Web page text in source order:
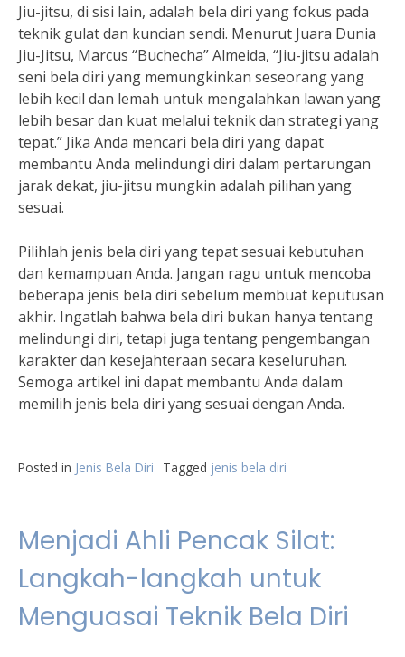
Jiu-jitsu, di sisi lain, adalah bela diri yang fokus pada
teknik gulat dan kuncian sendi. Menurut Juara Dunia
Jiu-Jitsu, Marcus “Buchecha” Almeida, “Jiu-jitsu adalah
seni bela diri yang memungkinkan seseorang yang
lebih kecil dan lemah untuk mengalahkan lawan yang
lebih besar dan kuat melalui teknik dan strategi yang
tepat.” Jika Anda mencari bela diri yang dapat
membantu Anda melindungi diri dalam pertarungan
jarak dekat, jiu-jitsu mungkin adalah pilihan yang
sesuai.
Pilihlah jenis bela diri yang tepat sesuai kebutuhan
dan kemampuan Anda. Jangan ragu untuk mencoba
beberapa jenis bela diri sebelum membuat keputusan
akhir. Ingatlah bahwa bela diri bukan hanya tentang
melindungi diri, tetapi juga tentang pengembangan
karakter dan kesejahteraan secara keseluruhan.
Semoga artikel ini dapat membantu Anda dalam
memilih jenis bela diri yang sesuai dengan Anda.
Posted in Jenis Bela Diri Tagged jenis bela diri
Menjadi Ahli Pencak Silat:
Langkah-langkah untuk
Menguasai Teknik Bela Diri